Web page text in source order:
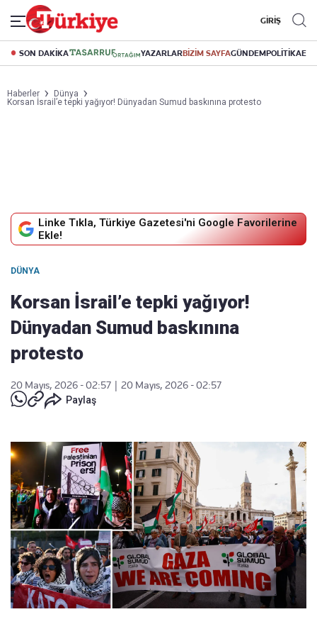
GİRİŞ
SON DAKİKA YAZARLARBİZİM SAYFAGÜNDEMPOLİTİKA
Haberler
Dünya
Korsan İsrail’e tepki yağıyor! Dünyadan Sumud baskınına protesto
Linke Tıkla, Türkiye Gazetesi'ni Google Favorilerine
Ekle!
DÜNYA
Korsan İsrail’e tepki yağıyor!
Dünyadan Sumud baskınına
protesto
20 Mayıs, 2026 - 02:57
20 Mayıs, 2026 - 02:57
Paylaş